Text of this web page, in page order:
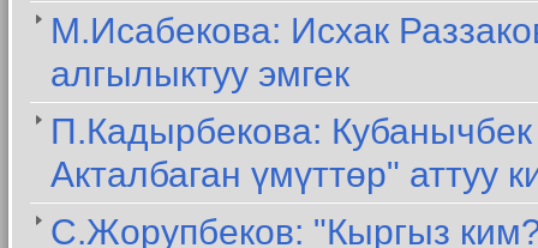
М.Исабекова: Исхак
алгылыктуу эмгек
П.Кадырбекова:
Акталбаган үмүттөр" аттуу
С.Жорупбеков: "Кыргыз